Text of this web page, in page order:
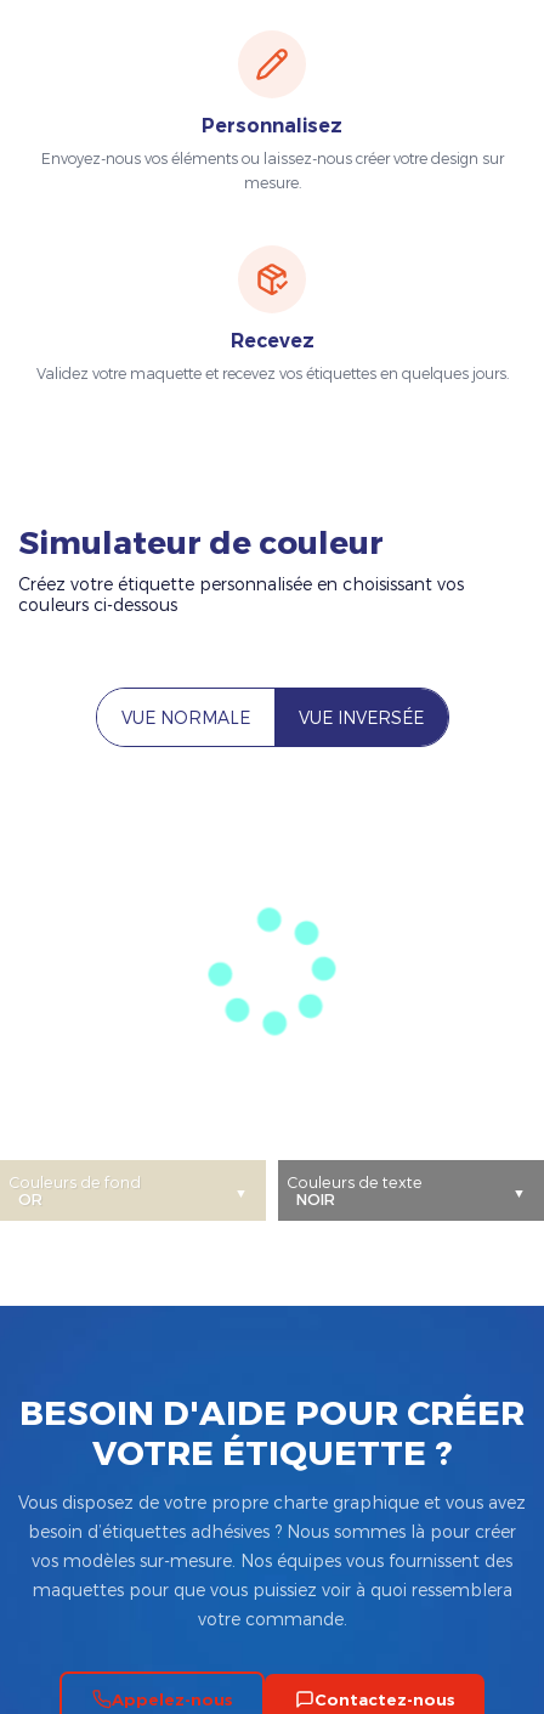
Personnalisez
Envoyez-nous vos éléments ou laissez-nous créer votre design sur
mesure.
Recevez
Validez votre maquette et recevez vos étiquettes en quelques jours.
Simulateur de couleur
Créez votre étiquette personnalisée en choisissant vos
couleurs ci-dessous
VUE NORMALE VUE INVERSÉE
Couleurs de fond Couleurs de texte
BESOIN D'AIDE POUR CRÉER
VOTRE ÉTIQUETTE ?
Vous disposez de votre propre charte graphique et vous avez
besoin d’étiquettes adhésives ? Nous sommes là pour créer
vos modèles sur-mesure. Nos équipes vous fournissent des
maquettes pour que vous puissiez voir à quoi ressemblera
votre commande.
Appelez-nous Contactez-nous